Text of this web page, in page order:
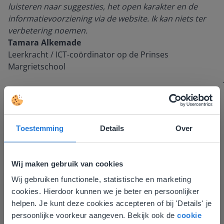
Toestemming Details Over
Wij maken gebruik van cookies
Wij gebruiken functionele, statistische en marketing
cookies. Hierdoor kunnen we je beter en persoonlijker
helpen. Je kunt deze cookies accepteren of bij 'Details' je
persoonlijke voorkeur aangeven. Bekijk ook de cookie
luisteren naar suggesties, het open karakter en de
informatievoorziening via de website. Ik kan niets ter
verbetering noemen.
Tamara Alkemade
Leerkracht / ICT-coördinator op de Prinses
Margrietschool
Ontdek meer!
Groep 8, Blok 9, Week 3, Les 11
Deze website komt niet
overeen met je locatie
Gezien je locatie, denken we dat je misschien